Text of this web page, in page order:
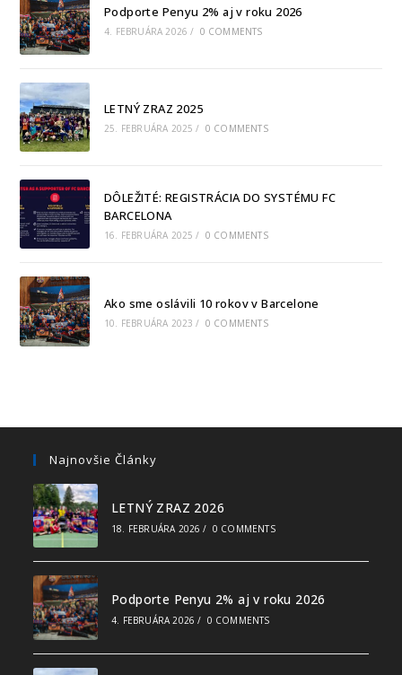
Podporte Penyu 2% aj v roku 2026
4. FEBRUÁRA 2026 / 0 COMMENTS
LETNÝ ZRAZ 2025
25. FEBRUÁRA 2025 / 0 COMMENTS
DÔLEŽITÉ: REGISTRÁCIA DO SYSTÉMU FC
BARCELONA
16. FEBRUÁRA 2025 / 0 COMMENTS
Ako sme oslávili 10 rokov v Barcelone
10. FEBRUÁRA 2023 / 0 COMMENTS
Najnovšie Články
LETNÝ ZRAZ 2026
18. FEBRUÁRA 2026 / 0 COMMENTS
Podporte Penyu 2% aj v roku 2026
4. FEBRUÁRA 2026 / 0 COMMENTS